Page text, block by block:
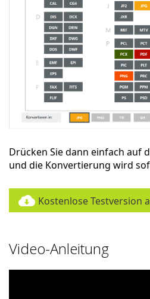
Drücken Sie dann einfach auf
und die Konvertierung wird
Kostenlose Testversion
Video-Anleitung